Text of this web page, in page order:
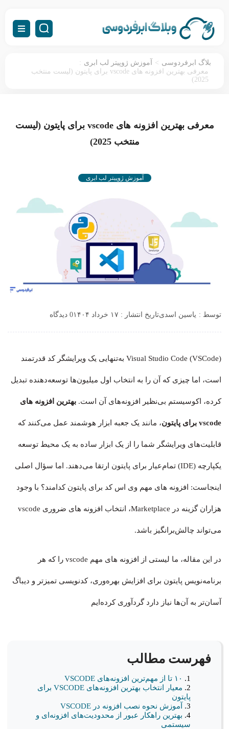
بلاگ ابرفردوسی > آموزش ژوپیتر لب ابری :
معرفی بهترین افزونه های vscode برای پایتون (لیست منتخب
2025)
معرفی بهترین افزونه های vscode برای پایتون (لیست
منتخب 2025)
آموزش ژوپیتر لب ابری
توسط : یاسین اسدیتاریخ انتشار : ۱۷ خرداد ۱۴۰۴ 0 دیدگاه
Visual Studio Code (VSCode) به‌تنهایی یک ویرایشگر کد قدرتمند
است، اما چیزی که آن را به انتخاب اول میلیون‌ها توسعه‌دهنده تبدیل
کرده، اکوسیستم بی‌نظیر افزونه‌های آن است. بهترین افزونه های
vscode برای پایتون ، مانند یک جعبه ابزار هوشمند عمل می‌کنند که
قابلیت‌های ویرایشگر شما را از یک ابزار ساده به یک محیط توسعه
یکپارچه (IDE) تمام‌عیار برای پایتون ارتقا می‌دهند. اما سؤال اصلی
اینجاست: افزونه های مهم وی اس کد برای پایتون کدامند؟ با وجود
هزاران گزینه در Marketplace، انتخاب افزونه های ضروری vscode
می‌تواند چالش‌برانگیز باشد.
در این مقاله، ما لیستی از افزونه های مهم vscode را که هر
برنامه‌نویس پایتون برای افزایش بهره‌وری، کدنویسی تمیزتر و دیباگ
آسان‌تر به آن‌ها نیاز دارد گردآوری کرده‌ایم
فهرست مطالب
۱۰ تا از مهم‌ترین افزونه‌های VSCODE
معیار انتخاب بهترین افزونه‌های VSCODE برای
پایتون
آموزش نحوه نصب افزونه در VSCODE
بهترین راهکار عبور از محدودیت‌های افزونه‌ای و
سیستمی